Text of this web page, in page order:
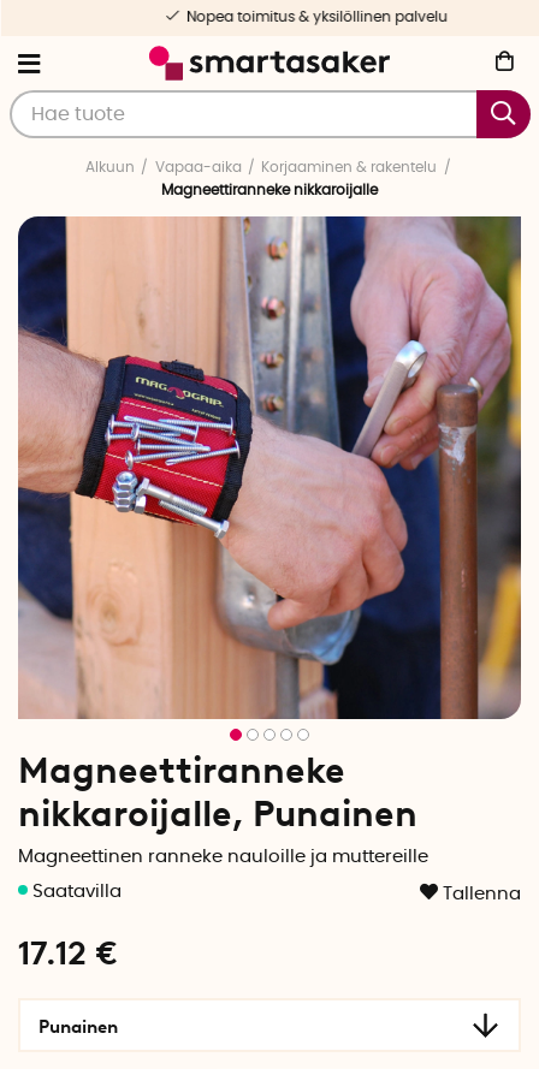
Nopea toimitus & yksilöllinen palvelu
Alkuun Vapaa-aika
Korjaaminen & rakentelu
Magneettiranneke nikkaroijalle
Magneettiranneke
nikkaroijalle, Punainen
Magneettinen ranneke nauloille ja muttereille
Tallenna
17.12 €
Punainen